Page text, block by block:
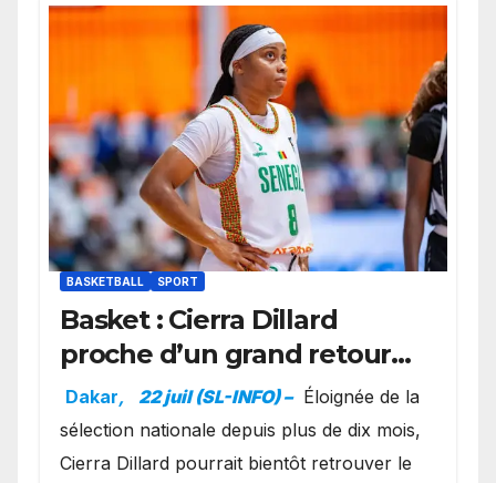
BASKETBALL SPORT
Basket : Cierra Dillard
proche d’un grand retour
avec les Lionnes ?
Dakar, 22 juil (SL-INFO) – Éloignée de la
sélection nationale depuis plus de dix mois,
Cierra Dillard pourrait bientôt retrouver le